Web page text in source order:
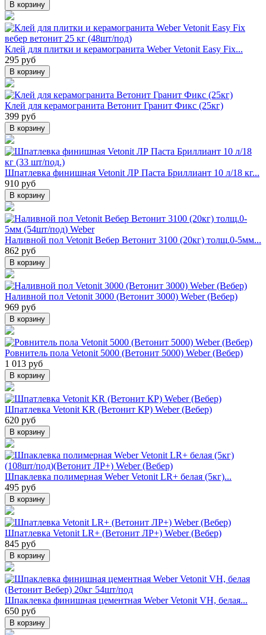
В корзину
Клей для плитки и керамогранита Weber Vetonit Easy Fix...
295 руб
В корзину
Клей для керамогранита Ветонит Гранит Фикс (25кг)
399 руб
В корзину
Шпатлевка финишная Vetonit ЛР Паста Бриллиант 10 л/18 кг...
910 руб
В корзину
Наливной пол Vetonit Вебер Ветонит 3100 (20кг) толщ.0-5мм...
862 руб
В корзину
Наливной пол Vetonit 3000 (Ветонит 3000) Weber (Вебер)
969 руб
В корзину
Ровнитель пола Vetonit 5000 (Ветонит 5000) Weber (Вебер)
1 013 руб
В корзину
Шпатлевка Vetonit KR (Ветонит КР) Weber (Вебер)
620 руб
В корзину
Шпаклевка полимерная Weber Vetonit LR+ белая (5кг)...
495 руб
В корзину
Шпатлевка Vetonit LR+ (Ветонит ЛР+) Weber (Вебер)
845 руб
В корзину
Шпаклевка финишная цементная Weber Vetonit VH, белая...
650 руб
В корзину